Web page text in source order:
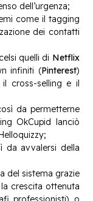
dell’urgenza;
come il tagging
dei contatti
quelli di Netflix
infiniti (Pinterest)
cross-selling e il
da permetterne
OkCupid lanciò
da avvalersi della
del sistema grazie
crescita ottenuta